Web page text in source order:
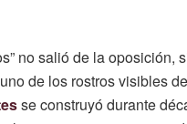
no salió de la
de los rostros visibles
se construyó durante